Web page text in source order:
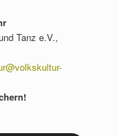
Tanz e.V.,